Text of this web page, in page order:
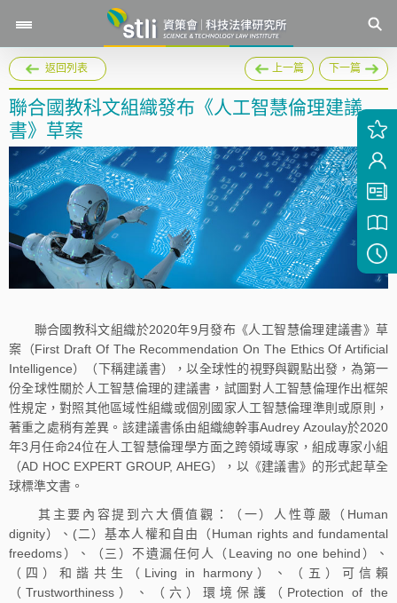
返回列表 上一篇 下一篇
聯合國教科文組織發布《人工智慧倫理建議
書》草案
聯合國教科文組織於2020年9月發布《人工智慧倫理建議書》草
案（First Draft Of The Recommendation On The Ethics Of Artificial
Intelligence）（下稱建議書），以全球性的視野與觀點出發，為第一
份全球性關於人工智慧倫理的建議書，試圖對人工智慧倫理作出框架
性規定，對照其他區域性組織或個別國家人工智慧倫理準則或原則，
著重之處稍有差異。該建議書係由組織總幹事Audrey Azoulay於2020
年3月任命24位在人工智慧倫理學方面之跨領域專家，組成專家小組
（AD HOC EXPERT GROUP, AHEG），以《建議書》的形式起草全
球標準文書。
其主要內容提到六大價值觀：（一）人性尊嚴（Human
dignity）、(二）基本人權和自由（Human rights and fundamental
freedoms）、（三）不遺漏任何人（Leaving no one behind）、
（四）和諧共生（Living in harmony）、（五）可信賴
（Trustworthiness）、（六）環境保護（Protection of the